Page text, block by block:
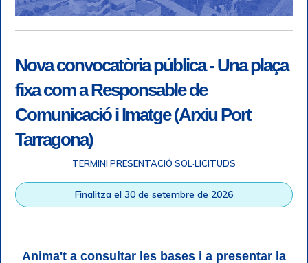
Accessibilitat |Nota legal | Info RGPD |Informació de
Nova convocatòria pública - Una plaça
fixa com a Responsable de
Comunicació i Imatge (Arxiu Port
Tarragona)
TERMINI PRESENTACIÓ SOL·LICITUDS
Finalitza el 30 de setembre de 2026
Anima't a consultar les bases i a presentar la